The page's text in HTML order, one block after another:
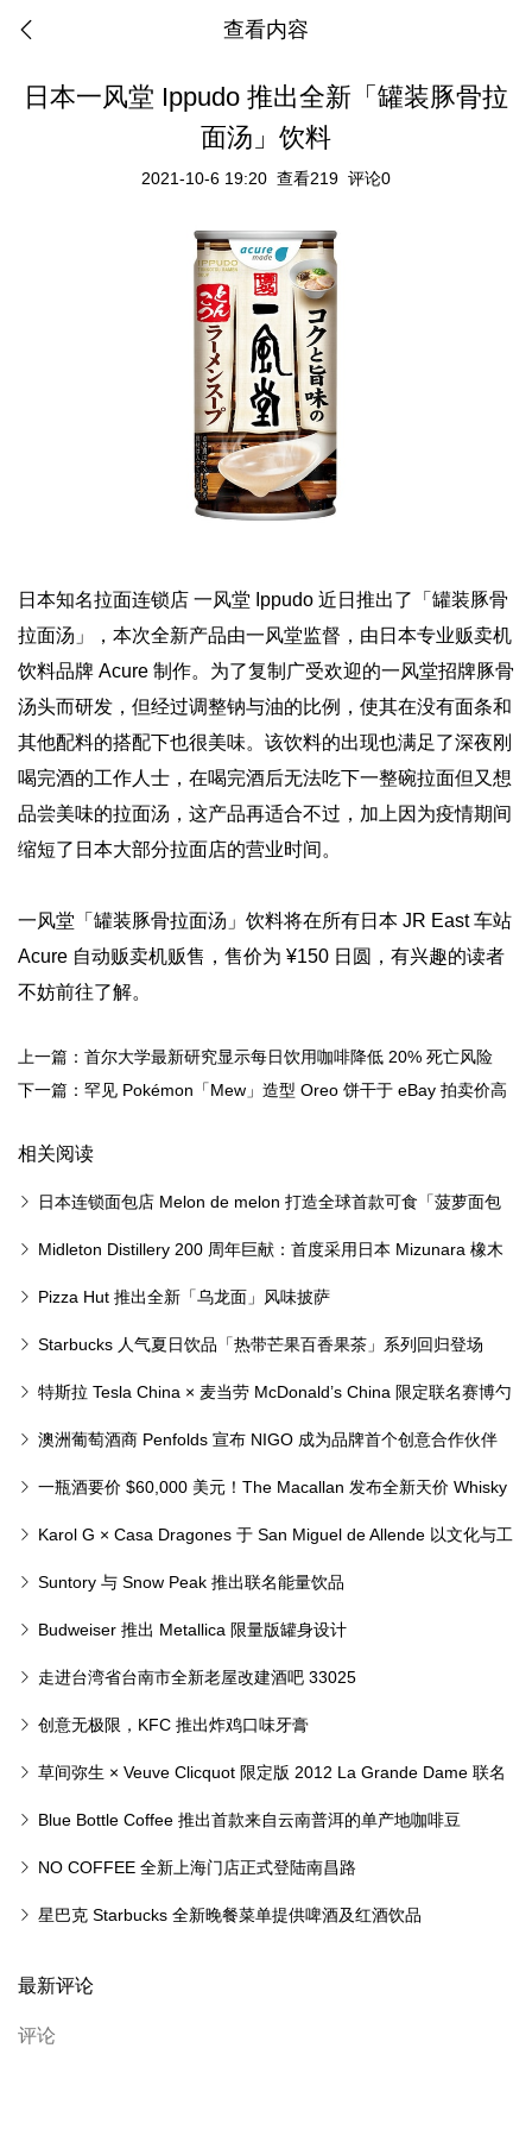
查看内容
日本一风堂 Ippudo 推出全新「罐装豚骨拉
面汤」饮料
2021-10-6 19:20 查看219 评论0
日本知名拉面连锁店 一风堂 Ippudo 近日推出了「罐装豚骨
拉面汤」，本次全新产品由一风堂监督，由日本专业贩卖机
饮料品牌 Acure 制作。为了复制广受欢迎的一风堂招牌豚骨
汤头而研发，但经过调整钠与油的比例，使其在没有面条和
其他配料的搭配下也很美味。该饮料的出现也满足了深夜刚
喝完酒的工作人士，在喝完酒后无法吃下一整碗拉面但又想
品尝美味的拉面汤，这产品再适合不过，加上因为疫情期间
缩短了日本大部分拉面店的营业时间。
一风堂「罐装豚骨拉面汤」饮料将在所有日本 JR East 车站
Acure 自动贩卖机贩售，售价为 ¥150 日圆，有兴趣的读者
不妨前往了解。
上一篇：首尔大学最新研究显示每日饮用咖啡降低 20% 死亡风险
下一篇：罕见 Pokémon「Mew」造型 Oreo 饼干于 eBay 拍卖价高
相关阅读
日本连锁面包店 Melon de melon 打造全球首款可食「菠萝面包
口罩」
Midleton Distillery 200 周年巨献：首度采用日本 Mizunara 橡木
桶革新熟成
Pizza Hut 推出全新「乌龙面」风味披萨
Starbucks 人气夏日饮品「热带芒果百香果茶」系列回归登场
特斯拉 Tesla China × 麦当劳 McDonald’s China 限定联名赛博勺
与冰炫风发布
澳洲葡萄酒商 Penfolds 宣布 NIGO 成为品牌首个创意合作伙伴
一瓶酒要价 $60,000 美元！The Macallan 发布全新天价 Whisky
Karol G × Casa Dragones 于 San Miguel de Allende 以文化与工
艺致敬亡灵节
Suntory 与 Snow Peak 推出联名能量饮品
Budweiser 推出 Metallica 限量版罐身设计
走进台湾省台南市全新老屋改建酒吧 33025
创意无极限，KFC 推出炸鸡口味牙膏
草间弥生 × Veuve Clicquot 限定版 2012 La Grande Dame 联名
香槟Blue Bottle Coffee 推出首款来自云南普洱的单产地咖啡豆
NO COFFEE 全新上海门店正式登陆南昌路
星巴克 Starbucks 全新晚餐菜单提供啤酒及红酒饮品
最新评论